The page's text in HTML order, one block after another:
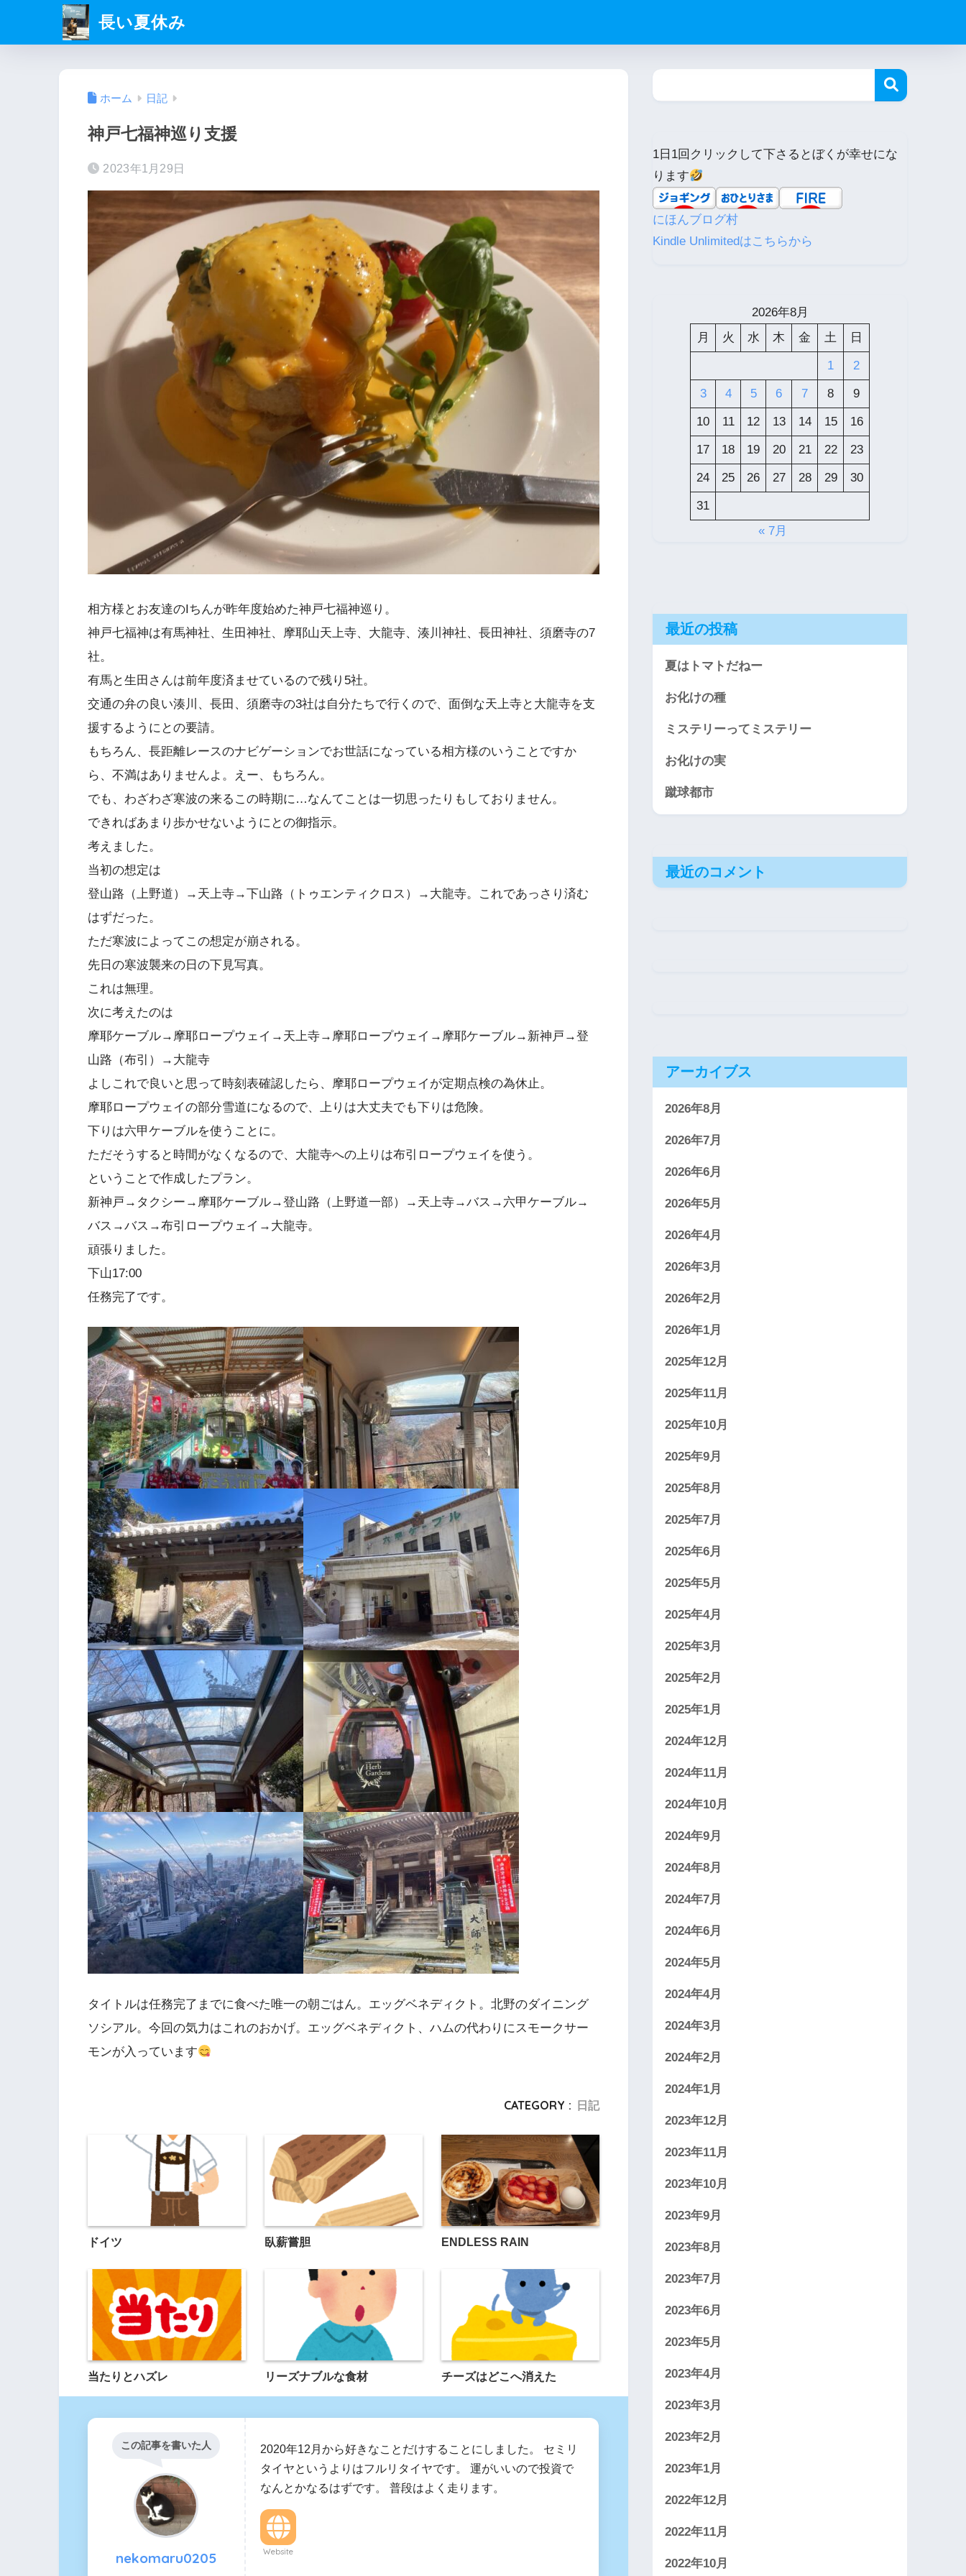
長い夏休み
ホーム 日記
神戸七福神巡り支援
2023年1月29日
相方様とお友達のIちんが昨年度始めた神戸七福神巡り。
神戸七福神は有馬神社、生田神社、摩耶山天上寺、大龍寺、湊川神社、長田神社、須磨寺の7
社。
有馬と生田さんは前年度済ませているので残り5社。
交通の弁の良い湊川、長田、須磨寺の3社は自分たちで行くので、面倒な天上寺と大龍寺を支
援するようにとの要請。
もちろん、長距離レースのナビゲーションでお世話になっている相方様のいうことですか
ら、不満はありませんよ。えー、もちろん。
でも、わざわざ寒波の来るこの時期に…なんてことは一切思ったりもしておりません。
できればあまり歩かせないようにとの御指示。
考えました。
当初の想定は
登山路（上野道）→天上寺→下山路（トゥエンティクロス）→大龍寺。これであっさり済む
はずだった。
ただ寒波によってこの想定が崩される。
先日の寒波襲来の日の下見写真。
これは無理。
次に考えたのは
摩耶ケーブル→摩耶ロープウェイ→天上寺→摩耶ロープウェイ→摩耶ケーブル→新神戸→登
山路（布引）→大龍寺
よしこれで良いと思って時刻表確認したら、摩耶ロープウェイが定期点検の為休止。
摩耶ロープウェイの部分雪道になるので、上りは大丈夫でも下りは危険。
下りは六甲ケーブルを使うことに。
ただそうすると時間がなくなるので、大龍寺への上りは布引ロープウェイを使う。
ということで作成したプラン。
新神戸→タクシー→摩耶ケーブル→登山路（上野道一部）→天上寺→バス→六甲ケーブル→
バス→バス→布引ロープウェイ→大龍寺。
頑張りました。
下山17:00
任務完了です。
タイトルは任務完了までに食べた唯一の朝ごはん。エッグベネディクト。北野のダイニング
ソシアル。今回の気力はこれのおかげ。エッグベネディクト、ハムの代わりにスモークサー
モンが入っています
CATEGORY : 日記
ドイツ 臥薪嘗胆 ENDLESS RAIN
当たりとハズレ リーズナブルな食材 チーズはどこへ消えた
この記事を書いた人
nekomaru0205
2020年12月から好きなことだけすることにしました。 セミリ
タイヤというよりはフルリタイヤです。 運がいいので投資で
なんとかなるはずです。 普段はよく走ります。
Website
1日1回クリックして下さるとぼくが幸せにな
ります
にほんブログ村
Kindle Unlimitedはこちらから
2026年8月
月
火 水 木 金 土 日
1 2
3 4 5 6 7 8 9
10 11 12 13 14 15 16
17 18 19 20 21 22 23
24 25 26 27 28 29 30
31
« 7月
最近の投稿
夏はトマトだねー
お化けの種
ミステリーってミステリー
お化けの実
蹴球都市
最近のコメント
アーカイブス
2026年8月
2026年7月
2026年6月
2026年5月
2026年4月
2026年3月
2026年2月
2026年1月
2025年12月
2025年11月
2025年10月
2025年9月
2025年8月
2025年7月
2025年6月
2025年5月
2025年4月
2025年3月
2025年2月
2025年1月
2024年12月
2024年11月
2024年10月
2024年9月
2024年8月
2024年7月
2024年6月
2024年5月
2024年4月
2024年3月
2024年2月
2024年1月
2023年12月
2023年11月
2023年10月
2023年9月
2023年8月
2023年7月
2023年6月
2023年5月
2023年4月
2023年3月
2023年2月
2023年1月
2022年12月
2022年11月
2022年10月